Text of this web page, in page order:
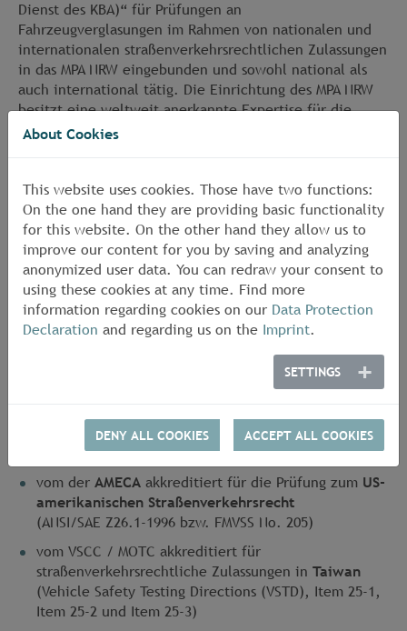
Dienst des KBA)“ für Prüfungen an
Fahrzeugverglasungen im Rahmen von nationalen und
internationalen straßenverkehrsrechtlichen Zulassungen
in das MPA NRW eingebunden und sowohl national als
auch international tätig. Die Einrichtung des MPA NRW
besitzt eine weltweit anerkannte Expertise für die
Zulassungsprüfung von Fahrzeugglas und ist dabei auch
Das Dezernat „Sicherheitsglas (Technischer Dienst des
KBA)“ eines von zahlreichen spezialisierten Prüf-,
Überwachungs- und Zertifizierungsgebieten im MPA
NRW, im Unternehmen jedoch als einziger Bereich der
straßenverkehrsrechtlichen Fahrzeugzulassung tätig.
Im Rahmen von internationalen Zulassungen ist es der
führende Technische Dienst des Kraftfahrt-Bundesamt
Prüfungen nach UN-R43 und § 22a StVZO TA Nr. 29)
KBAals Technischer Dienst benannt
vom der AMECA akkreditiert für die Prüfung zum US-
amerikanischen Straßenverkehrsrecht
(ANSI/SAE Z26.1-1996 bzw. FMVSS No. 205)
vom VSCC / MOTC akkreditiert für
straßenverkehrsrechtliche Zulassungen in Taiwan
(Vehicle Safety Testing Directions (VSTD), Item 25-1,
Item 25-2 und Item 25-3)
About Cookies
This website uses cookies. Those have two functions:
On the one hand they are providing basic functionality
for this website. On the other hand they allow us to
improve our content for you by saving and analyzing
anonymized user data. You can redraw your consent to
using these cookies at any time. Find more
information regarding cookies on our Data Protection
Declaration and regarding us on the Imprint.
SETTINGS
DENY ALL COOKIES ACCEPT ALL COOKIES